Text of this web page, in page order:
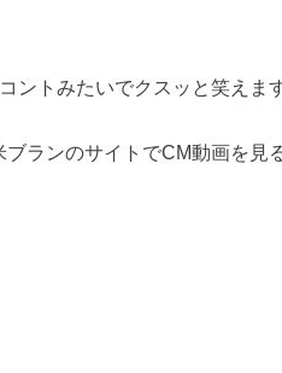
ントみたいでクスッと笑えま
ブランのサイトでCM動画を見